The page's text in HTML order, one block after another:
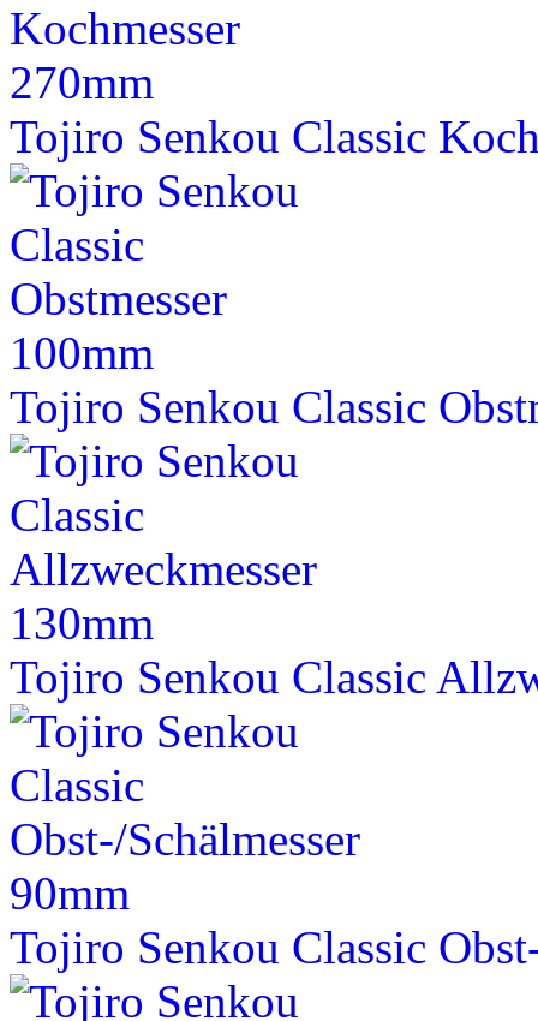
Tojiro Senkou Classic
Tojiro Senkou Classic
Tojiro Senkou Classic
Tojiro Senkou Classic